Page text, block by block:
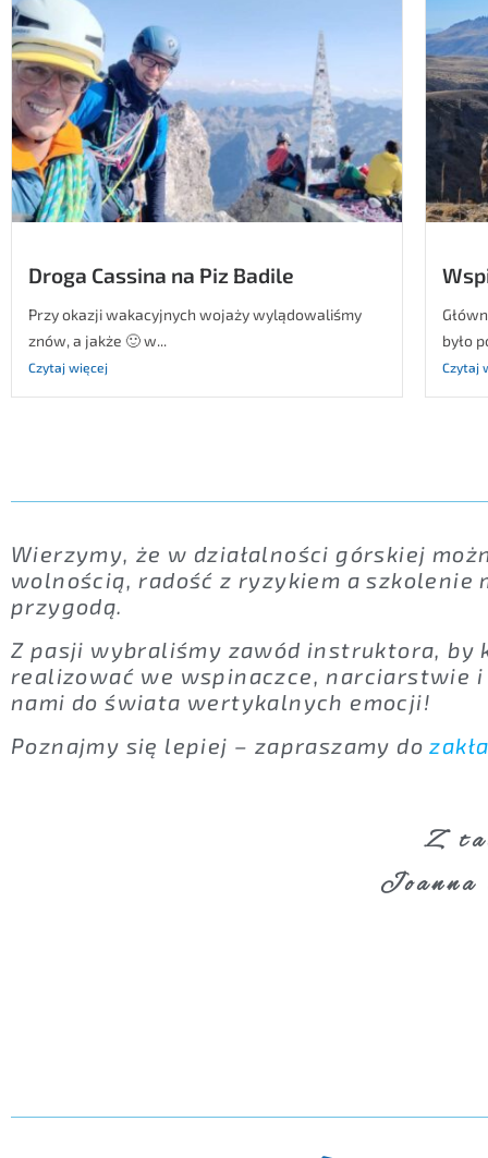
Droga Cassina na Piz Badile
Przy okazji wakacyjnych wojaży wylądowaliśmy
znów, a jakże 🙂 w...
Czytaj więcej
było
Czytaj
Wierzymy, że w działalności górskiej
wolnością, radość z ryzykiem a szkolenie
przygodą.
Z pasji wybraliśmy zawód instruktora, by
realizować we wspinaczce, narciarstwie
nami do świata wertykalnych emocji!
Poznajmy się lepiej – zapraszamy do
Z